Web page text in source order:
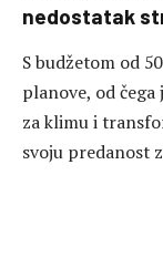
nedostatak
S budžetom od
planove, od
za klimu i
svoju predanost